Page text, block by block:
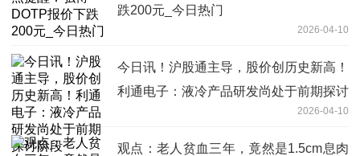
跌200元_今日热门
2026-04-10
今日讯！沪股通主导，股价创历史新高！
利通电子：液冷产品研发尚处于前期探讨
2026-04-10
观点：老人贫血三年，竟然是1.5cm息肉